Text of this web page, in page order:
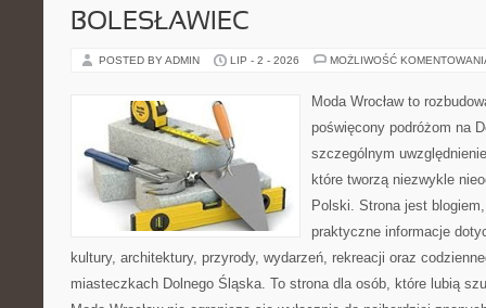
BOLESŁAWIEC
POSTED BY ADMIN LIP - 2 - 2026 MOŻLIWOŚĆ
Moda Wrocław to
poświęcony podróżom na
szczególnym
które tworzą niezwykle
Polski. Strona jest
praktyczne informacje
kultury, architektury, przyrody, wydarzeń, rekreacji oraz
miasteczkach Dolnego Śląska. To strona dla osób, które lubią